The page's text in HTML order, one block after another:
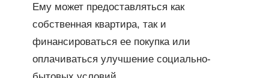
Ему может предоставляться как
собственная квартира, так и
финансироваться ее покупка или
оплачиваться улучшение социально-